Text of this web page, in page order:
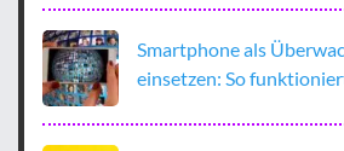
Smartphone als
einsetzen: So